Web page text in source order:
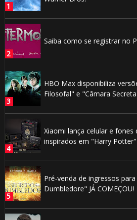
Saiba como se registrar no
HBO Max disponibiliza
Filosofal" e "Câmara
Xiaomi lança celular e
inspirados em "Harry Potter"
Pré-venda de ingressos
Dumbledore" JÁ COMEÇOU!